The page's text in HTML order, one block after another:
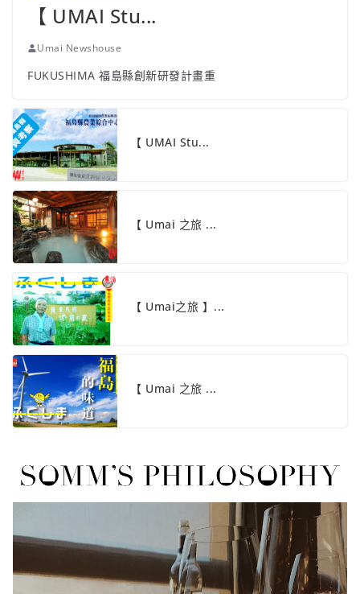
【 UMAI Stu...
Umai Newshouse
FUKUSHIMA 福島縣創新研發計畫重
【 UMAI Stu...
【 Umai 之旅 ...
【 Umai之旅 】...
【 Umai 之旅 ...